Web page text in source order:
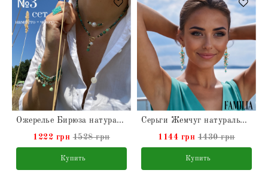
Ожерелье Бирюза натуральная
1222 грн 1528 грн
Купить
Серьги Жемчуг натуральный с Бирюзой
1144 грн 1430 грн
Купить